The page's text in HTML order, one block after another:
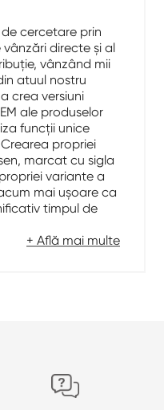
cercetare prin
directe și al
vânzând mii
atuul nostru
crea versiuni
ale produselor
funcții unice
propriei
marcat cu sigla
variante a
mai ușoare ca
timpul de
+ Află mai multe